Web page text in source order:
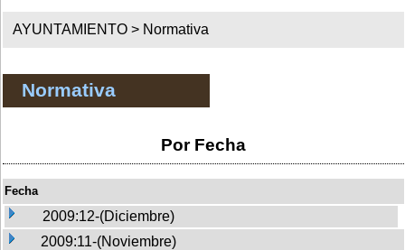
AYUNTAMIENTO > Normativa
Normativa
Por Fecha
Fecha
2009:12-(Diciembre)
2009:11-(Noviembre)